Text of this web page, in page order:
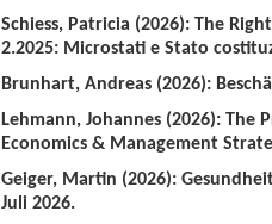
Schiess, Patricia (2026): The
2.2025: Microstati e Stato
Brunhart, Andreas (2026):
Lehmann, Johannes (2026):
Economics & Management
Geiger, Martin (2026):
Juli 2026.